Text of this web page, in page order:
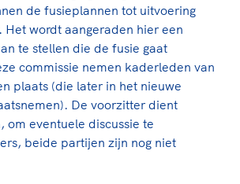
de fusieplannen tot uitvoering
Het wordt aangeraden hier een
te stellen die de fusie gaat
commissie nemen kaderleden van
plaats (die later in het nieuwe
De voorzitter dient
om eventuele discussie te
beide partijen zijn nog niet